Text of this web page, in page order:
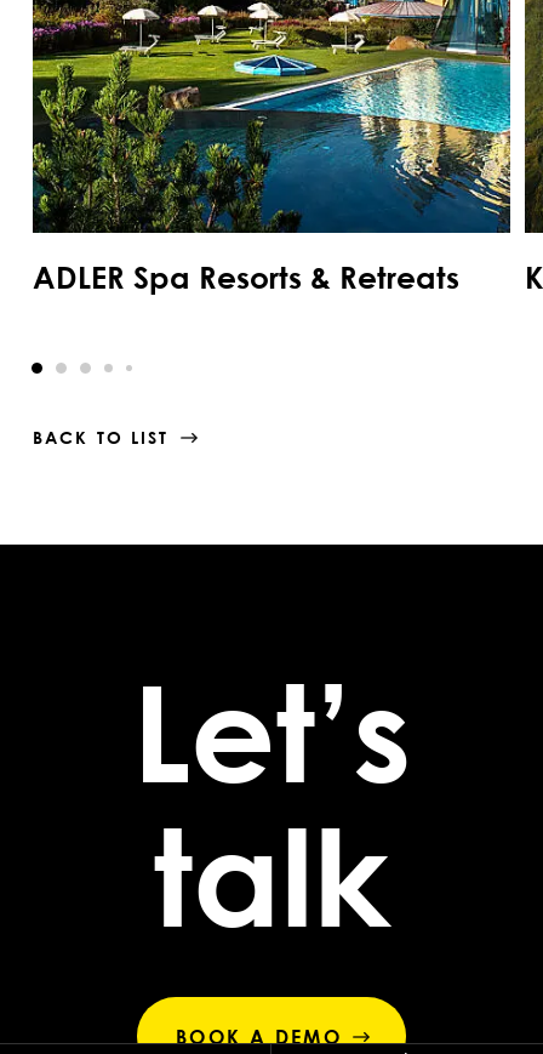
ADLER Spa Resorts & Retreats
BACK TO LIST
Let’s
talk
BOOK A DEMO